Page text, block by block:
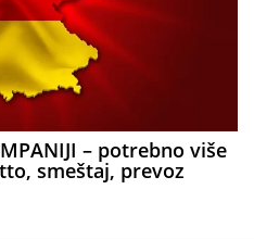
– potrebno više
smeštaj, prevoz